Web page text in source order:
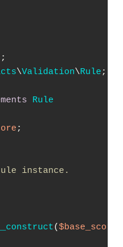
\Validation\Rule ;
Rule
;
instance.
__construct($base_score